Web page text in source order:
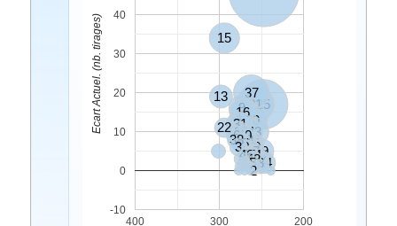
25
21
37
15
20
33
9
16
4
19
7
13
31
45
1
10
14
23
40
6
17
22
32
34
35
38
3
8
30
36
4648
5
2
400 300 200
-10
0
10
20
30
40
Ecart Actuel. (nb. tirages)